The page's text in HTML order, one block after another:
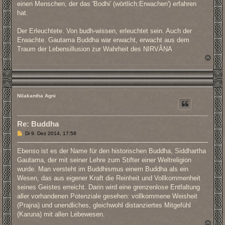
einen Menschen, der das 'Bodhi' (wörtlich:Erwachen') erfahren
hat.
Der Erleuchtete. Von budh-wissen, erleuchtet sein. Auch der
Erwachte. Gautama Buddha war erwacht, erwacht aus dem
Traum der Lebensillusion zur Wahrheit des NIRVÂṆA
N
a
c
h
o
b
e
n
Nilakantha Agni
Re: Buddha
B
t
a
g
Di 9. Dez 2014, 17:58
Ebenso ist es der Name für den historischen Buddha, Siddhartha
Gautama, der mit seiner Lehre zum Stifter einer Weltreligion
wurde. Man versteht im Buddhismus einem Buddha als ein
Wesen, das aus eigener Kraft die Reinheit und Vollkommenheit
seines Geistes erreicht. Darin wird eine grenzenlose Entfaltung
aller vorhandenen Potenziale gesehen: vollkommene Weisheit
(Prajna) und unendliches, gleichwohl distanziertes Mitgefühl
(Karuna) mit allen Lebewesen.
N